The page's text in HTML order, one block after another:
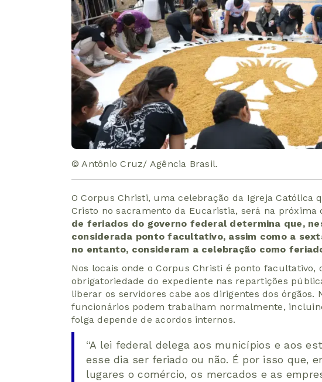
© Antônio Cruz/ Agência Brasil.
O Corpus Christi, uma celebração da Igreja Católica
Cristo no sacramento da Eucaristia, será na próxima
de feriados do governo federal determina que,
considerada ponto facultativo, assim como a
no entanto, consideram a celebração como
Nos locais onde o Corpus Christi é ponto facultativo,
obrigatoriedade do expediente nas repartições
liberar os servidores cabe aos dirigentes dos órgãos.
funcionários podem trabalham normalmente,
folga depende de acordos internos.
“A lei federal delega aos municípios e aos
esse dia ser feriado ou não. É por isso que,
lugares o comércio, os mercados e as